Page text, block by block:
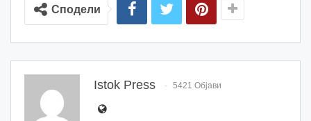
Сподели
Istok Press 5421 Објави